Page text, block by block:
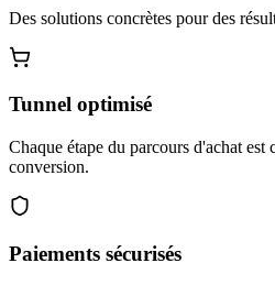
Des solutions concrètes pour des
Tunnel optimisé
Chaque étape du parcours d'achat
conversion.
Paiements sécurisés